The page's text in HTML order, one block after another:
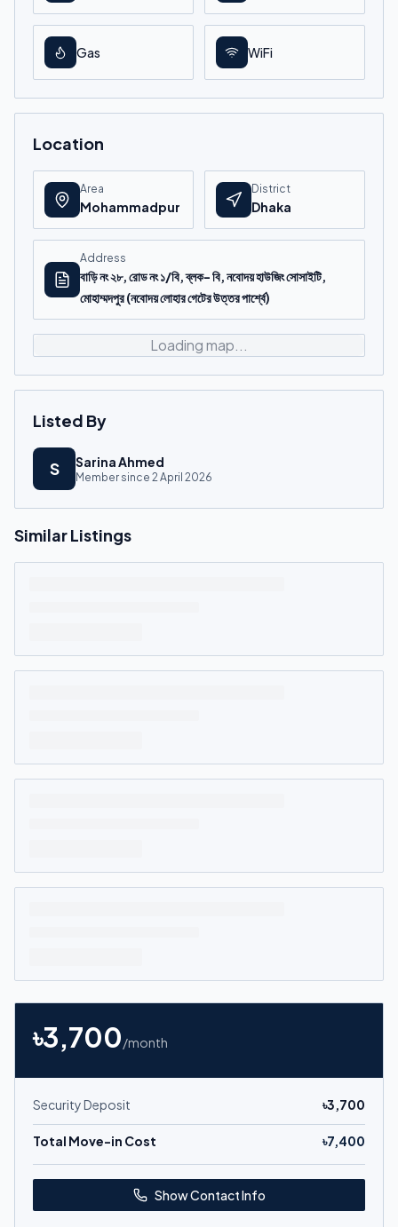
Gas WiFi
Location
Area
Mohammadpur
District
Dhaka
Address
বাড়ি নং ২৮, রোড নং ১/বি, ব্লক- বি, নবোদয় হাউজিং সোসাইটি,
মোহাম্মদপুর (নবোদয় লোহার গেটের উত্তর পার্শ্বে)
Loading map...
Listed By
S Sarina Ahmed
Member since 2 April 2026
Similar Listings
৳3,700/month
Security Deposit ৳3,700
Total Move-in Cost ৳7,400
Show Contact Info